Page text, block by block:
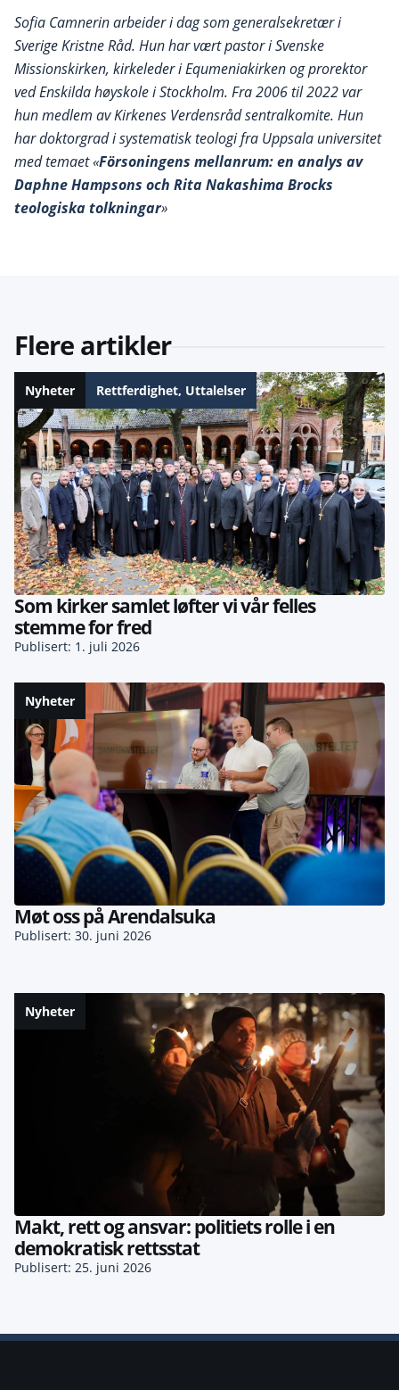
Sofia Camnerin arbeider i dag som generalsekretær i
Sverige Kristne Råd. Hun har vært pastor i Svenske
Missionskirken, kirkeleder i Equmeniakirken og prorektor
ved Enskilda høyskole i Stockholm. Fra 2006 til 2022 var
hun medlem av Kirkenes Verdensråd sentralkomite. Hun
har doktorgrad i systematisk teologi fra Uppsala universitet
med temaet «Försoningens mellanrum: en analys av
Daphne Hampsons och Rita Nakashima Brocks
teologiska tolkningar»
Flere artikler
Nyheter Rettferdighet, Uttalelser
Som kirker samlet løfter vi vår felles
stemme for fred
Publisert: 1. juli 2026
Nyheter
Møt oss på Arendalsuka
Publisert: 30. juni 2026
Nyheter
Makt, rett og ansvar: politiets rolle i en
demokratisk rettsstat
Publisert: 25. juni 2026